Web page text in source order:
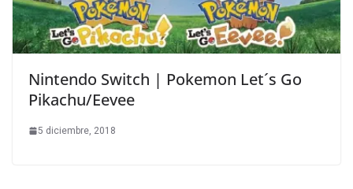
Nintendo Switch | Pokemon Let´s Go
Pikachu/Eevee
5 diciembre, 2018